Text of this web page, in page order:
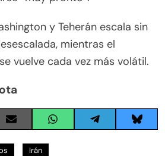
y Teherán escala sin
mientras el
vuelve cada vez más volátil.
Share
on
Email
Share
on
Share
on
Share
on
Irán